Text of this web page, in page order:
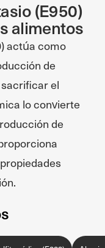
(E950)
alimentos
actúa como
de
el
lo convierte
de